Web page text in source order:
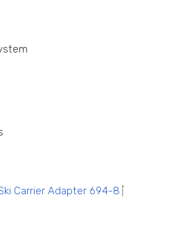
Carrier Adapter 694-8